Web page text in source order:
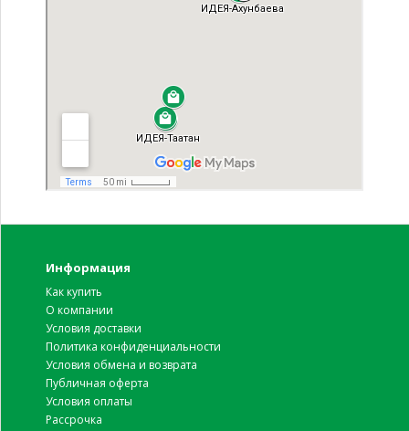
Информация
Как купить
О компании
Условия доставки
Политика конфиденциальности
Условия обмена и возврата
Публичная оферта
Условия оплаты
Рассрочка